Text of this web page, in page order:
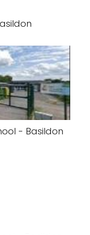
- Basildon